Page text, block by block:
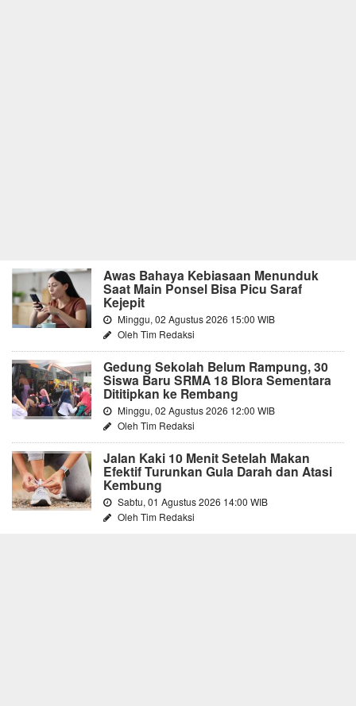
Awas Bahaya Kebiasaan Menunduk
Saat Main Ponsel Bisa Picu Saraf
Kejepit
Minggu, 02 Agustus 2026 15:00 WIB
Oleh Tim Redaksi
Gedung Sekolah Belum Rampung, 30
Siswa Baru SRMA 18 Blora Sementara
Dititipkan ke Rembang
Minggu, 02 Agustus 2026 12:00 WIB
Oleh Tim Redaksi
Jalan Kaki 10 Menit Setelah Makan
Efektif Turunkan Gula Darah dan Atasi
Kembung
Sabtu, 01 Agustus 2026 14:00 WIB
Oleh Tim Redaksi